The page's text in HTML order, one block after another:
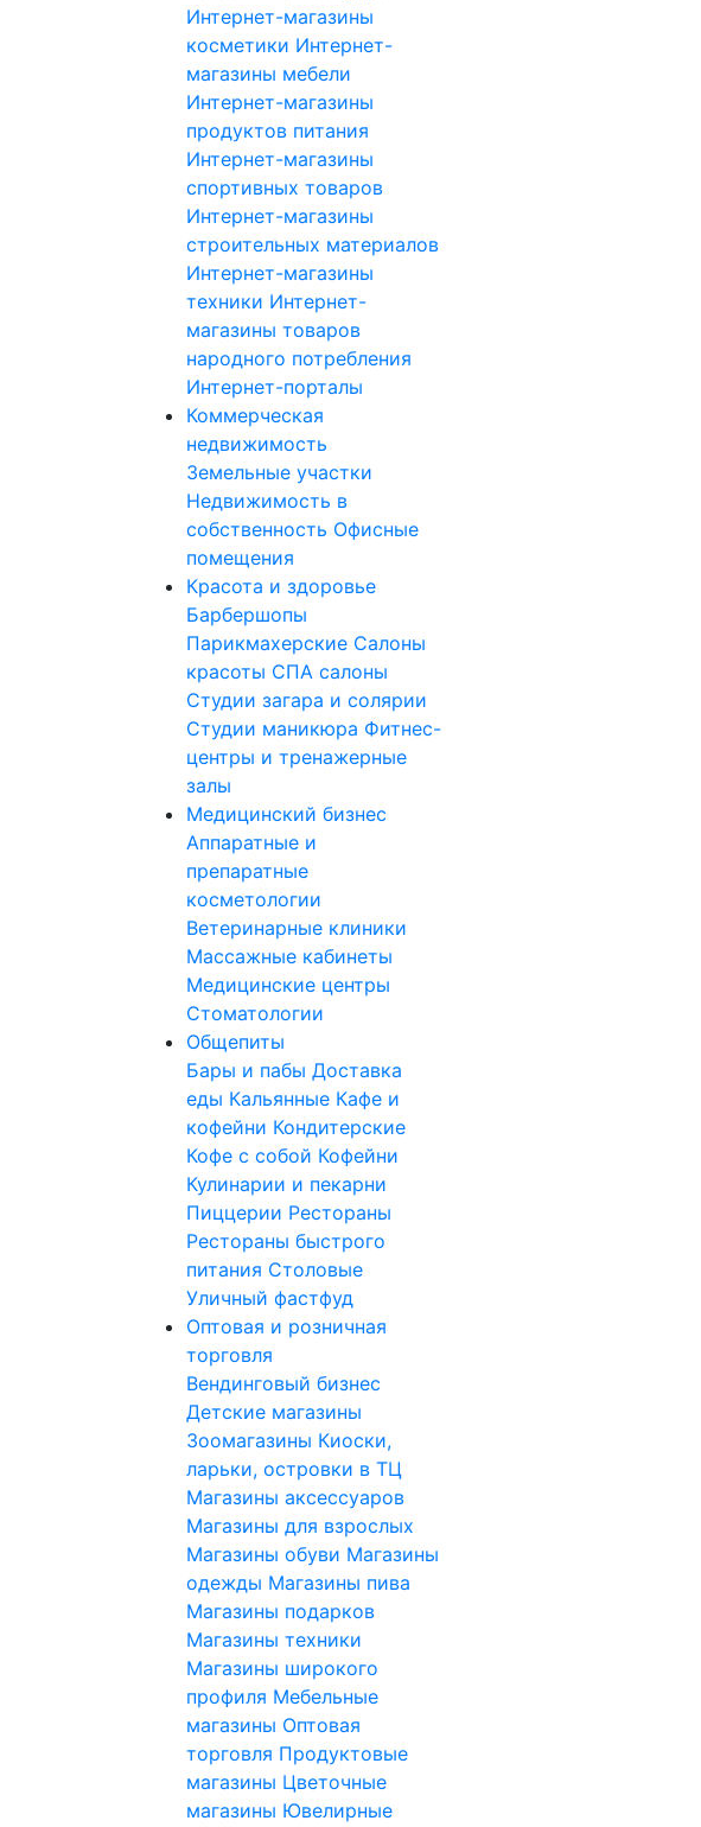
Интернет-магазины
косметики Интернет-
магазины мебели
Интернет-магазины
продуктов питания
Интернет-магазины
спортивных товаров
Интернет-магазины
строительных материалов
Интернет-магазины
техники Интернет-
магазины товаров
народного потребления
Интернет-порталы
Коммерческая
недвижимость
Земельные участки
Недвижимость в
собственность Офисные
помещения
Красота и здоровье
Барбершопы
Парикмахерские Салоны
красоты СПА салоны
Студии загара и солярии
Студии маникюра Фитнес-
центры и тренажерные
залы
Медицинский бизнес
Аппаратные и
препаратные
косметологии
Ветеринарные клиники
Массажные кабинеты
Медицинские центры
Стоматологии
Общепиты
Бары и пабы Доставка
еды Кальянные Кафе и
кофейни Кондитерские
Кофе с собой Кофейни
Кулинарии и пекарни
Пиццерии Рестораны
Рестораны быстрого
питания Столовые
Уличный фастфуд
Оптовая и розничная
торговля
Вендинговый бизнес
Детские магазины
Зоомагазины Киоски,
ларьки, островки в ТЦ
Магазины аксессуаров
Магазины для взрослых
Магазины обуви Магазины
одежды Магазины пива
Магазины подарков
Магазины техники
Магазины широкого
профиля Мебельные
магазины Оптовая
торговля Продуктовые
магазины Цветочные
магазины Ювелирные